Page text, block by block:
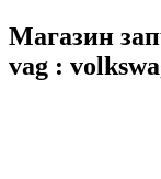
Магазин
vag :